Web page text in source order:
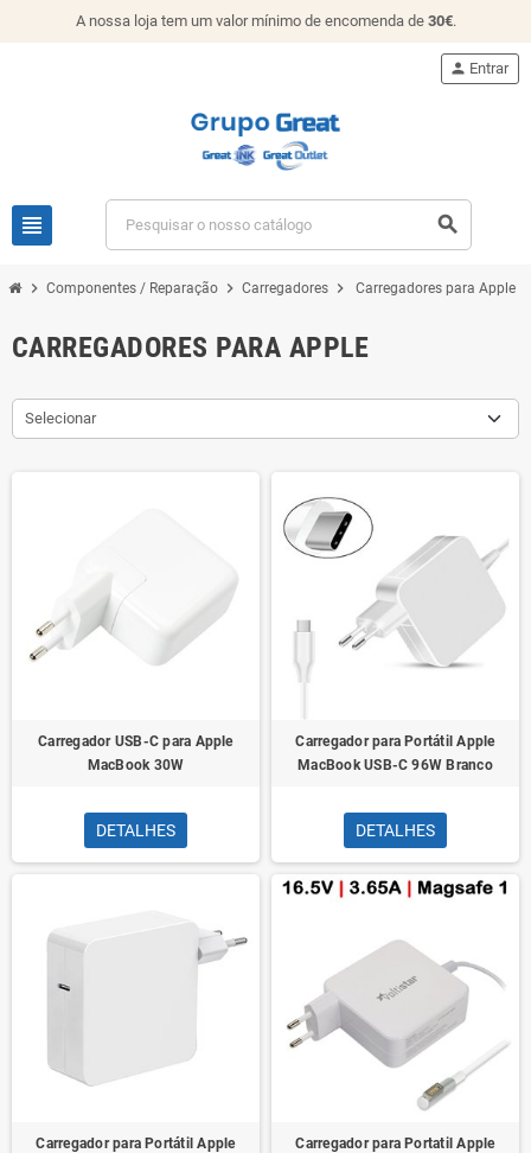
A nossa loja tem um valor mínimo de encomenda de 30€.
view_headline search
person Entrar
chevron_right Componentes / Reparação chevron_right Carregadores chevron_right Carregadores para Apple
CARREGADORES PARA APPLE
Selecionar
Carregador USB-C para Apple
MacBook 30W
DETALHES
Carregador para Portátil Apple
MacBook USB-C 96W Branco
DETALHES
Carregador para Portátil Apple
Carregador para Portatil Apple